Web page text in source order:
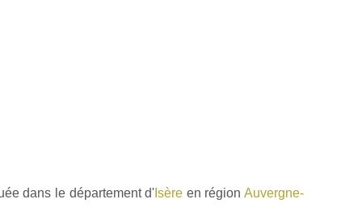
dans le département d' Isère en régionAuvergne-